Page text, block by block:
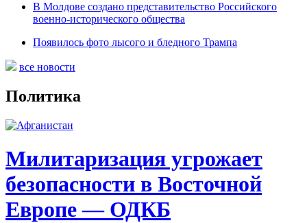
В Молдове создано представительство Российского
военно-исторического общества
Появилось фото лысого и бледного Трампа
все новости
Политика
Милитаризация угрожает
безопасности в Восточной
Европе — ОДКБ